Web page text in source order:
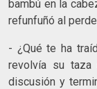
bambú en la
refunfuñó al
- ¿Qué te ha
revolvía su taza
discusión y